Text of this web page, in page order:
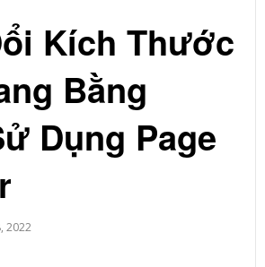
Kích Thước
Bằng
Dụng Page
2022